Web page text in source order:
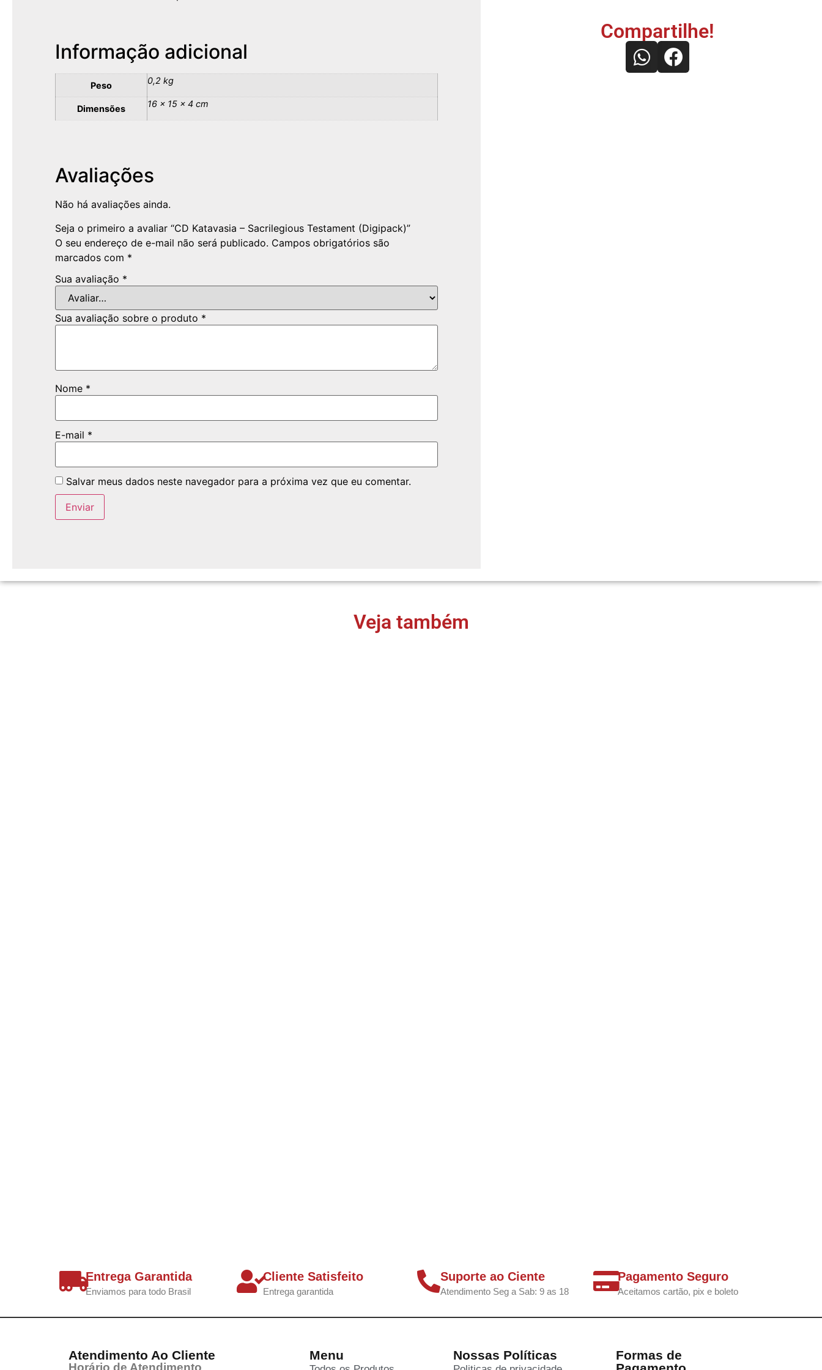
Informação adicional
Peso 0,2 kg
Dimensões 16 × 15 × 4 cm
Avaliações
Não há avaliações ainda.
Seja o primeiro a avaliar “CD Katavasia – Sacrilegious Testament (Digipack)”
O seu endereço de e-mail não será publicado. Campos obrigatórios são
marcados com *
Sua avaliação *
Sua avaliação sobre o produto *
Nome *
E-mail *
Salvar meus dados neste navegador para a próxima vez que eu comentar.
Compartilhe!
Veja também
Entrega Garantida
Enviamos para todo Brasil
Cliente Satisfeito
Entrega garantida
Suporte ao Ciente
Atendimento Seg a Sab: 9 as 18
Pagamento Seguro
Aceitamos cartão, pix e boleto
Atendimento Ao Cliente
Horário de Atendimento
Menu Nossas Políticas
Formas de